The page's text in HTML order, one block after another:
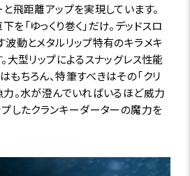
飛距離アップを実現しています。
「ゆっくり巻く」だけ。デッドスロ
波動とメタルリップ特有のキラメキ
大型リップによるスナッグレス性能
ちろん、特筆すべきはその「クリ
力。水が澄んでいればいるほど威力
したクランキーダーターの魔力を